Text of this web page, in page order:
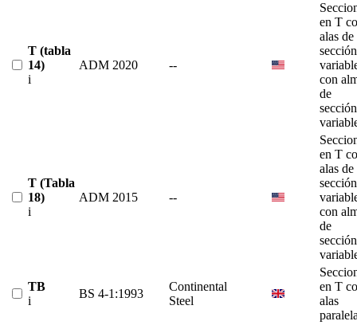
T (tabla
14)
i
ADM 2020 --
en T
alas de
sección
con
de
sección
T (Tabla
18)
i
ADM 2015 --
en T
alas de
sección
con
de
sección
TB
i
BS 4-1:1993
Continental
Steel
en T
alas